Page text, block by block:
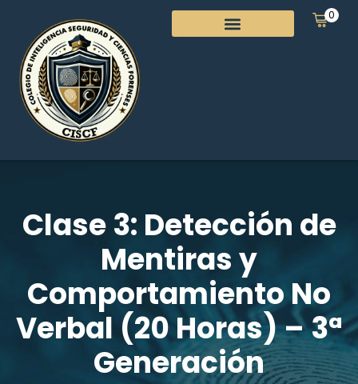
0
Clase 3: Detección de
Mentiras y
Comportamiento No
Verbal (20 Horas) – 3ª
Generación